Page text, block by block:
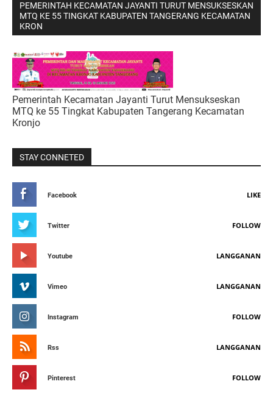
PEMERINTAH KECAMATAN JAYANTI TURUT MENSUKSESKAN
MTQ KE 55 TINGKAT KABUPATEN TANGERANG KECAMATAN
KRON
Pemerintah Kecamatan Jayanti Turut Mensukseskan
MTQ ke 55 Tingkat Kabupaten Tangerang Kecamatan
Kronjo
STAY CONNETED
Facebook LIKE
Twitter FOLLOW
Youtube LANGGANAN
Vimeo LANGGANAN
Instagram FOLLOW
Rss LANGGANAN
Pinterest FOLLOW